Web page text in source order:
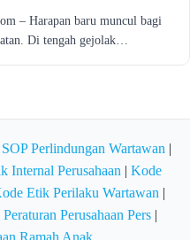
– Harapan baru muncul bagi
Di tengah gejolak…
SOP Perlindungan Wartawan |
Internal Perusahaan | Kode
Etik Perilaku Wartawan |
Peraturan Perusahaan Pers|